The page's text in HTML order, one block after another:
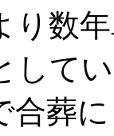
り数
して
合葬